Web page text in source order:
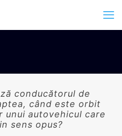
conducătorul de
când este orbit
unui autovehicul care
sens opus?